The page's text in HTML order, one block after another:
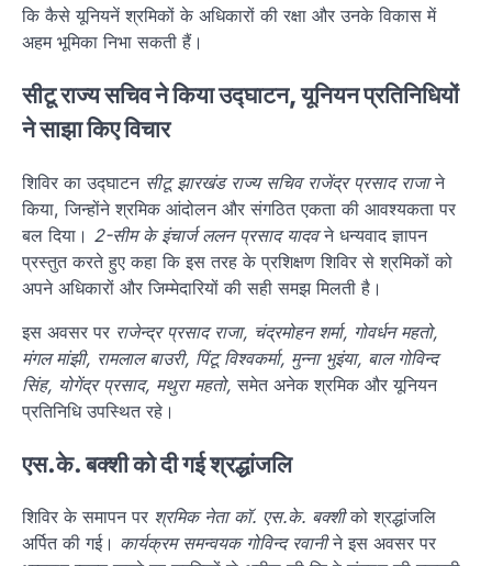
कि कैसे यूनियनें श्रमिकों के अधिकारों की रक्षा और उनके विकास में
अहम भूमिका निभा सकती हैं।
सीटू राज्य सचिव ने किया उद्घाटन, यूनियन प्रतिनिधियों
ने साझा किए विचार
शिविर का उद्घाटन सीटू झारखंड राज्य सचिव राजेंद्र प्रसाद राजाने
किया, जिन्होंने श्रमिक आंदोलन और संगठित एकता की आवश्यकता पर
बल दिया। 2-सीम के इंचार्ज ललन प्रसाद यादवने धन्यवाद ज्ञापन
प्रस्तुत करते हुए कहा कि इस तरह के प्रशिक्षण शिविर से श्रमिकों को
अपने अधिकारों और जिम्मेदारियों की सही समझ मिलती है।
इस अवसर पर राजेन्द्र प्रसाद राजा, चंद्रमोहन शर्मा, गोवर्धन महतो,
मंगल मांझी, रामलाल बाउरी, पिंटू विश्वकर्मा, मुन्ना भुइंया, बाल गोविन्द
सिंह, योगेंद्र प्रसाद, मथुरा महतो, समेत अनेक श्रमिक और यूनियन
प्रतिनिधि उपस्थित रहे।
एस.के. बक्शी को दी गई श्रद्धांजलि
शिविर के समापन पर श्रमिक नेता कॉ. एस.के. बक्शीको श्रद्धांजलि
अर्पित की गई। कार्यक्रम समन्वयक गोविन्द रवानीने इस अवसर पर